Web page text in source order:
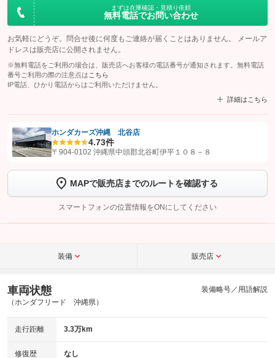
まずは在庫確認・見積り依頼
無料電話でお問い合わせ
お気軽にどうぞ。問合せ後に何度もご連絡が届くことはありません。 メールア
ドレスは販売店に公開されません。
※無料電話をご利用の場合は、販売店へお客様の電話番号が通知されます。無料電話
番号ご利用の際の注意点は こちら
IP電話、ひかり電話からはご利用いただけません。
詳細はこちら
【STEP1】認証画面でグーネットを友だち追加してから「許可する」ボタンを押
トーク画面で
ボタンをタップして問い合わせを
完了してください。
こちら
ホンダカーズ沖縄 北谷店
4.73件
〒904-0102 沖縄県中頭郡北谷町伊平１０８－８
MAPで販売店までのルートを確認する
スマートフォンの位置情報をONにしてください
装備 販売店
車両状態
（ホンダフリード 沖縄県）
装備略号／用語解説
走行距離 3.3万km
修復歴 なし